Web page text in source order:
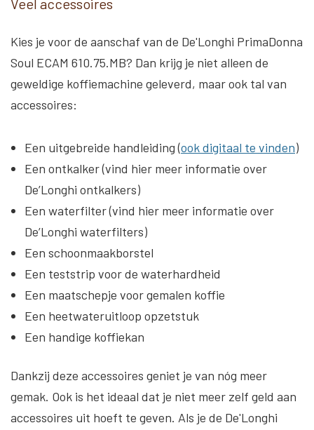
Veel accessoires
Kies je voor de aanschaf van de De'Longhi PrimaDonna
Soul ECAM 610.75.MB? Dan krijg je niet alleen de
geweldige koffiemachine geleverd, maar ook tal van
accessoires:
Een uitgebreide handleiding (ook digitaal te vinden)
Een ontkalker (vind hier meer informatie over
De’Longhi ontkalkers)
Een waterfilter (vind hier meer informatie over
De’Longhi waterfilters)
Een schoonmaakborstel
Een teststrip voor de waterhardheid
Een maatschepje voor gemalen koffie
Een heetwateruitloop opzetstuk
Een handige koffiekan
Dankzij deze accessoires geniet je van nóg meer
gemak. Ook is het ideaal dat je niet meer zelf geld aan
accessoires uit hoeft te geven. Als je de De'Longhi